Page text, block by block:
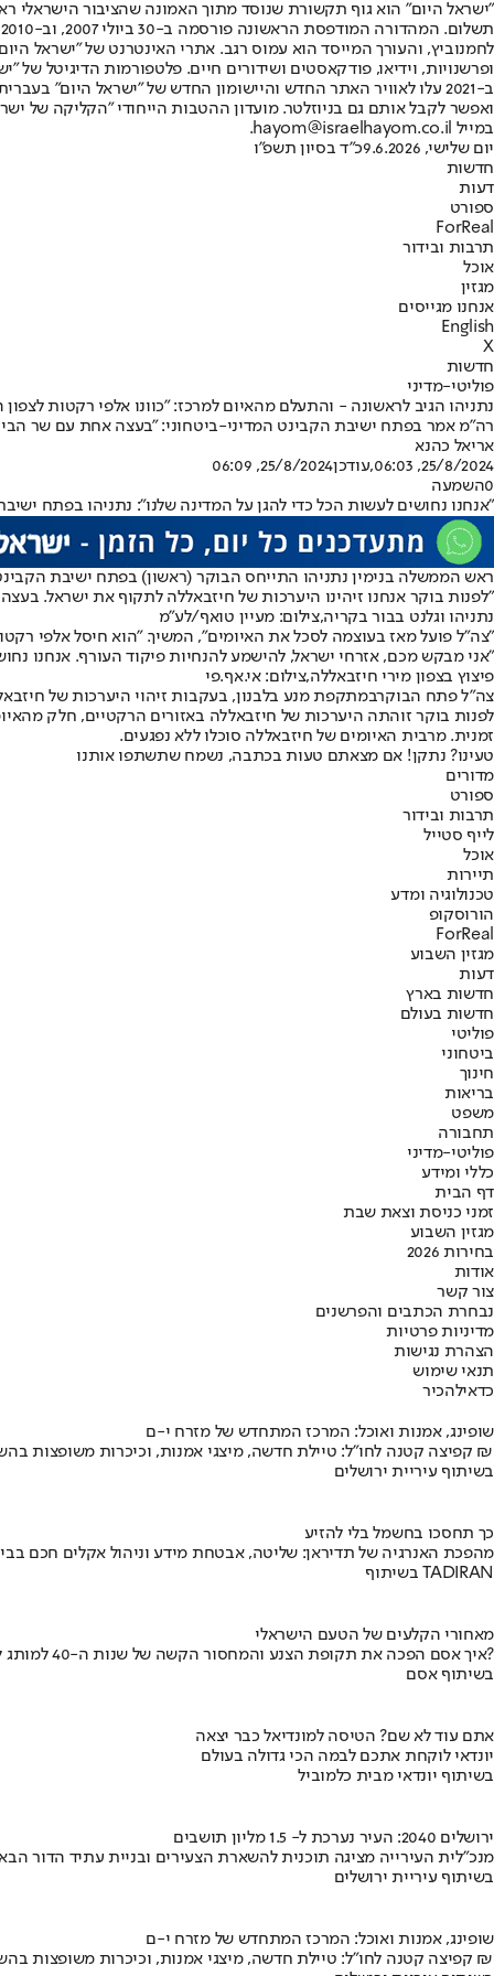
"ישראל היום" הוא גוף תקשורת שנוסד מתוך האמונה שהציבור הישראלי
ופרשנויות, וידיאו, פודקאסטים ושידורים חיים. פלטפורמות הדיגיטל של
ב-2021 עלו לאוויר האתר החדש והיישומון החדש של "ישראל
ואפשר לקבל אותם גם בניוזלטר. מועדון ההטבות הייחודי "הקליקה של
במייל hayom@israelhayom.co.il.
יום שלישי, 9.6.2026
כ"ד בסיון תשפ"ו
חדשות
דעות
ספורט
ForReal
תרבות ובידור
אוכל
מגזין
אנחנו מגייסים
English
X
חדשות
פוליטי-מדיני
נתניהו הגיב לראשונה - והתעלם מהאיום למרכז: "כוונו אלפי רקטות
רה"מ אמר בפתח ישיבת הקבינט המדיני-ביטחוני: "בעצה אחת עם שר
אריאל כהנא
25/8/2024, 06:03
,עודכן25/8/2024, 06:09
0השמעה
"אנחנו נחושים לעשות הכל כדי להגן על המדינה שלנו": נתניהו בפתח
ראש הממשלה בנימין נתניהו התייחס הבוקר (ראשון) בפתח ישיבת
״לפנות בוקר אנחנו זיהינו היערכות של חיזבאללה לתקוף את ישראל.
נתניהו וגלנט בבור בקריה,צילום: מעיין טואף/לע"מ
"צה״ל פועל מאז בעוצמה לסכל את האיומים", המשיך. "הוא חיסל אלפי
"אני מבקש מכם, אזרחי ישראל, להישמע להנחיות פיקוד העורף. אנחנו
פיצוץ בצפון מירי חיזבאללה,צילום: אי.אף.פי
צה"ל פתח הבוקרבמתקפת מנע בלבנון, בעקבות זיהוי היערכות של
זמנית. מרבית האיומים של חיזבאללה סוכלו ללא נפגעים.
טעינו? נתקן! אם מצאתם טעות בכתבה, נשמח שתשתפו אותנו
מדורים
ספורט
תרבות ובידור
לייף סטייל
אוכל
תיירות
טכנולוגיה ומדע
הורוסקופ
ForReal
מגזין השבוע
דעות
חדשות בארץ
חדשות בעולם
פוליטי
ביטחוני
חינוך
בריאות
משפט
תחבורה
פוליטי-מדיני
כללי ומידע
דף הבית
זמני כניסת וצאת שבת
מגזין השבוע
בחירות 2026
אודות
צור קשר
נבחרת הכתבים והפרשנים
מדיניות פרטיות
הצהרת נגישות
תנאי שימוש
כדאילהכיר
שופינג, אמנות ואוכל: המרכז המתחדש של מזרח י-ם
קפיצה קטנה לחו"ל: טיילת חדשה, מיצגי אמנות, וכיכרות משופצות בהשקעה של 100 מיליון ₪
בשיתוף עיריית ירושלים
כך תחסכו בחשמל בלי להזיע
מהפכת האנרגיה של תדיראן: שליטה, אבטחת מידע וניהול אקלים חכם
בשיתוף TADIRAN
מאחורי הקלעים של הטעם הישראלי
איך אסם הפכה את תקופת הצנע והמחסור הקשה של שנות ה-40 למותג לאומי?
בשיתוף אסם
אתם עוד לא שם? הטיסה למונדיאל כבר יצאה
יונדאי לוקחת אתכם לבמה הכי גדולה בעולם
בשיתוף יונדאי מבית כלמוביל
ירושלים 2040: העיר נערכת ל- 1.5 מליון תושבים
מנכ"לית העירייה מציגה תוכנית להשארת הצעירים ובניית עתיד הדור
בשיתוף עיריית ירושלים
שופינג, אמנות ואוכל: המרכז המתחדש של מזרח י-ם
קפיצה קטנה לחו"ל: טיילת חדשה, מיצגי אמנות, וכיכרות משופצות בהשקעה של 100 מיליון ₪